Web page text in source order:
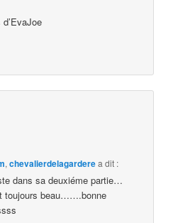
,chevalierdelagarderea dit :
dans sa deuxiéme partie…
toujours beau…….bonne